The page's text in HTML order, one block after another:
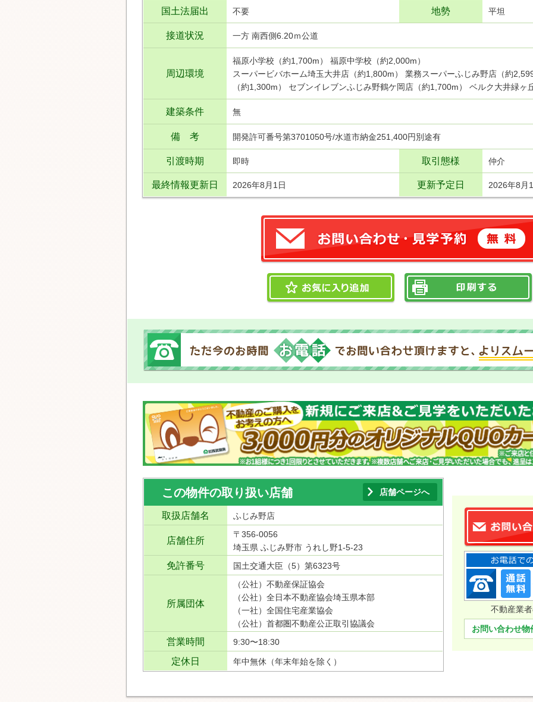
国土法届出 不要 地勢 平坦
接道状況 一方 南西側6.20ｍ公道
周辺環境
福原小学校（約1,700m） 福原中学校（約2,000m）
スーパービバホーム埼玉大井店（約1,800m） 業務スーパーふじみ野店（約
（約1,300m） セブンイレブンふじみ野鶴ケ岡店（約1,700m） ベルク大井緑ヶ
建築条件 無
備 考 開発許可番号第3701050号/水道市納金251,400円別途有
引渡時期 即時 取引態様 仲介
最終情報更新日 2026年8月1日 更新予定日 2026年8月
この物件の取り扱い店舗 店舗ページへ
取扱店舗名 ふじみ野店
店舗住所
〒356-0056
埼玉県 ふじみ野市 うれし野1-5-23
免許番号 国土交通大臣（5）第6323号
所属団体
（公社）不動産保証協会
（公社）全日本不動産協会埼玉県本部
（一社）全国住宅産業協会
（公社）首都圏不動産公正取引協議会
営業時間 9:30〜18:30
定休日 年中無休（年末年始を除く）
不動産業
お問い合わせ物